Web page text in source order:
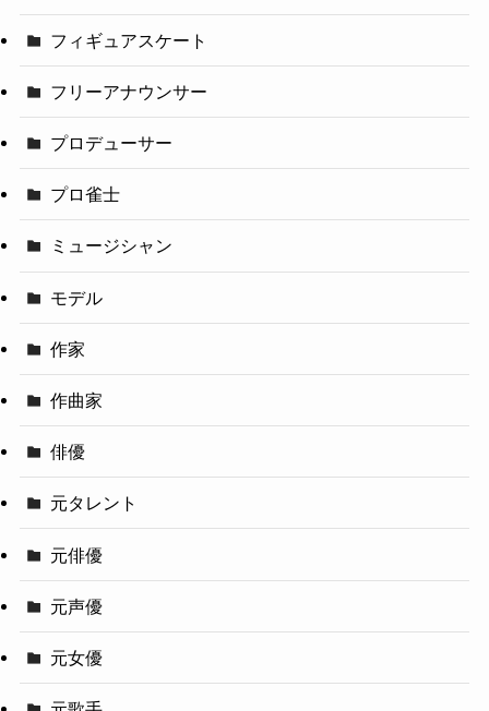
フィギュアスケート
フリーアナウンサー
プロデューサー
プロ雀士
ミュージシャン
モデル
作家
作曲家
俳優
元タレント
元俳優
元声優
元女優